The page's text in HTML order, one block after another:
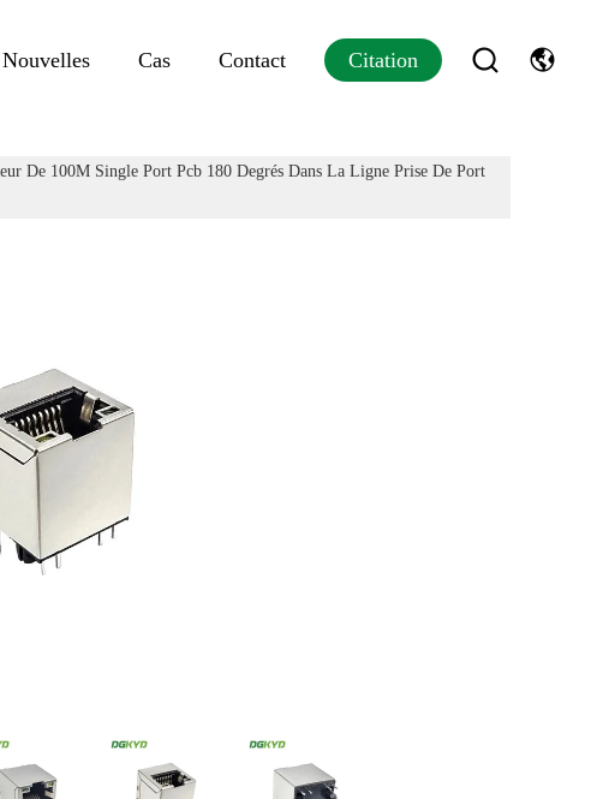
Nouvelles Cas Contact Citation
De 100M Single Port Pcb 180 Degrés Dans La Ligne Prise De Port